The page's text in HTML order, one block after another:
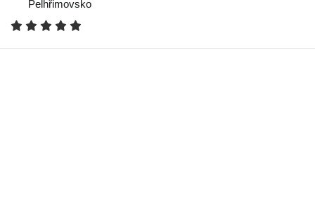
Pelhřimovsko